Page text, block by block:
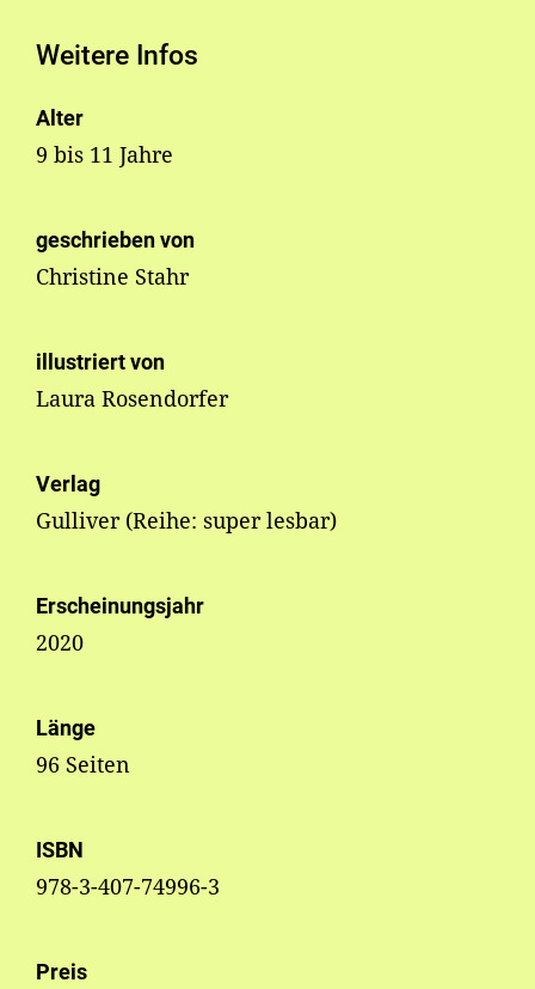
Weitere Infos
Alter
9 bis 11 Jahre
geschrieben von
Christine Stahr
illustriert von
Laura Rosendorfer
Verlag
Gulliver (Reihe: super lesbar)
Erscheinungsjahr
2020
Länge
96 Seiten
ISBN
978-3-407-74996-3
Preis